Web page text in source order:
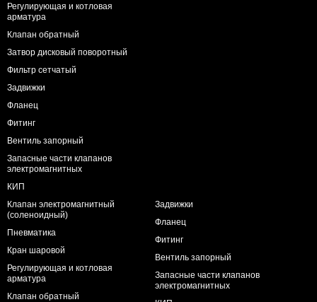
Регулирующая и котловая
арматура
Клапан обратный
Затвор дисковый поворотный
Фильтр сетчатый
Задвижки
Фланец
Фитинг
Вентиль запорный
Запасные части клапанов
электромагнитных
КИП
Клапан электромагнитный
(соленоидный)
Пневматика
Кран шаровой
Регулирующая и котловая
арматура
Клапан обратный
Задвижки
Фланец
Фитинг
Вентиль запорный
Запасные части клапанов
электромагнитных